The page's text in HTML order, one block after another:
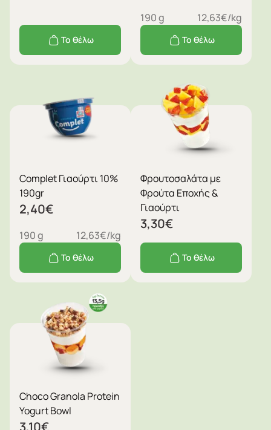
Το θέλω
190 g 12,63€/kg
Το θέλω
Complet Γιαούρτι 10%
190gr
2,40€
190 g 12,63€/kg
Το θέλω
Φρουτοσαλάτα με
Φρούτα Εποχής &
Γιαούρτι
3,30€
Το θέλω
Choco Granola Protein
Yogurt Bowl
3,10€